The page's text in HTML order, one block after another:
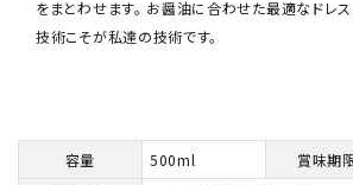
をまとわせます。 お醤油に合わせた最適なドレ
技術こそが私達の技術です。
容量 500ml 賞味期